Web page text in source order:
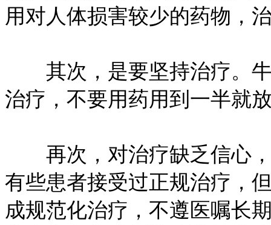
用对人体损害较少的药物，
其次，是要坚持治疗。牛
治疗，不要用药用到一半就
再次，对治疗缺乏信心，
有些患者接受过正规治疗，
成规范化治疗，不遵医嘱长